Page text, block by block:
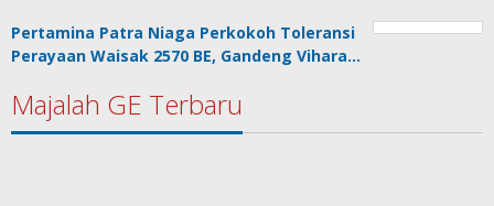
Pertamina Patra Niaga Perkokoh Toleransi
Perayaan Waisak 2570 BE, Gandeng Vihara…
Majalah GE Terbaru